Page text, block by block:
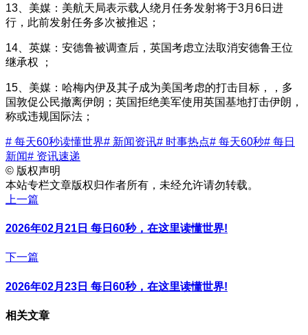
13、美媒：美航天局表示载人绕月任务发射将于3月6日进
行，此前发射任务多次被推迟；
14、英媒：安德鲁被调查后，英国考虑立法取消安德鲁王位
继承权 ；
15、美媒：哈梅内伊及其子成为美国考虑的打击目标，，多
国敦促公民撤离伊朗；英国拒绝美军使用英国基地打击伊朗，
称或违规国际法；
# 每天60秒读懂世界# 新闻资讯# 时事热点# 每天60秒# 每日
新闻# 资讯速递
© 版权声明
本站专栏文章版权归作者所有，未经允许请勿转载。
上一篇
2026年02月21日 每日60秒，在这里读懂世界!
下一篇
2026年02月23日 每日60秒，在这里读懂世界!
相关文章